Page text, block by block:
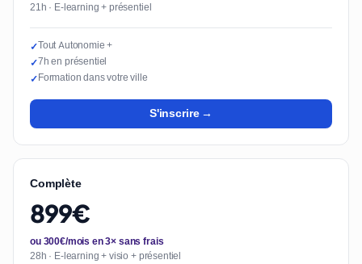
21h · E-learning + présentiel
✓Tout Autonomie +
✓7h en présentiel
✓Formation dans votre ville
S'inscrire →
Complète
899€
ou 300€/mois en 3× sans frais
28h · E-learning + visio + présentiel